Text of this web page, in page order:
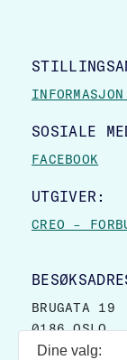
SOSIALE
FACEBOOK
UTGIVER:
CREO –
BRUGATA 19
0186 OSLO
Dine valg: